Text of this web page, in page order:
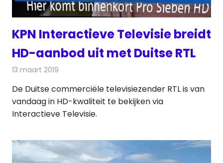
KPN Interactieve Televisie breidt
HD-aanbod uit met Duitse RTL
13 maart 2019
De Duitse commerciële televisiezender RTL is van
vandaag in HD-kwaliteit te bekijken via
Interactieve Televisie.